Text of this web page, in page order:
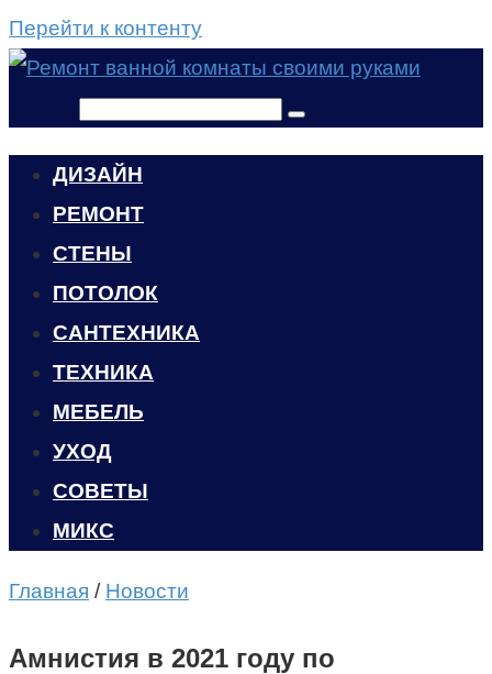
Перейти к контенту
ДИЗАЙН
РЕМОНТ
СТЕНЫ
ПОТОЛОК
САНТЕХНИКА
ТЕХНИКА
МЕБЕЛЬ
УХОД
CОВЕТЫ
МИКС
Главная / Новости
Амнистия в 2021 году по